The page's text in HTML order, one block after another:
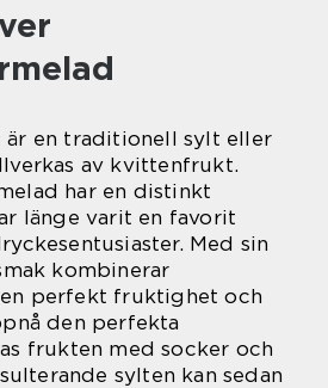
är en traditionell sylt eller
av kvittenfrukt.
har en distinkt
länge varit en favorit
Med sin
kombinerar
perfekt fruktighet och
den perfekta
frukten med socker och
sylten kan sedan